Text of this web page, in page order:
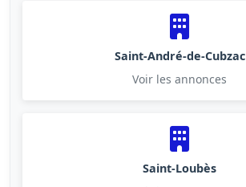
Saint-André-de-Cubzac
Voir les annonces
Saint-Loubès